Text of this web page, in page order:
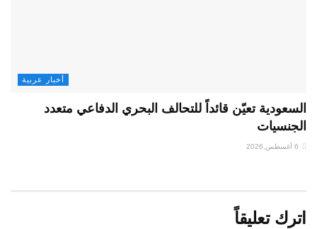
أخبار عربية
السعودية تعيّن قائداً للتحالف البحري الدفاعي متعدد
الجنسيات
اترك تعليقاً